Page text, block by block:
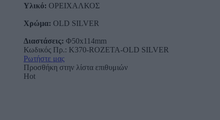
Υλικό: ΟΡΕΙΧΑΛΚΟΣ
Χρώμα: OLD SILVER
Διαστάσεις: Φ50x114mm
Κωδικός Πρ.: K370-ROZETA-OLD SILVER
Ρωτήστε μας
Προσθήκη στην λίστα επιθυμιών
Hot